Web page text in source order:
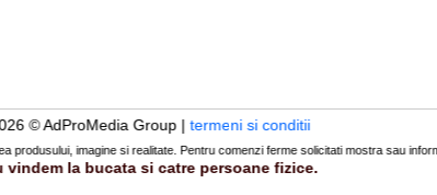
© AdProMedia Group |termeni si conditii
produsului, imagine si realitate. Pentru comenzi ferme solicitati mostra sau
vindem la bucata si catre persoane fizice.